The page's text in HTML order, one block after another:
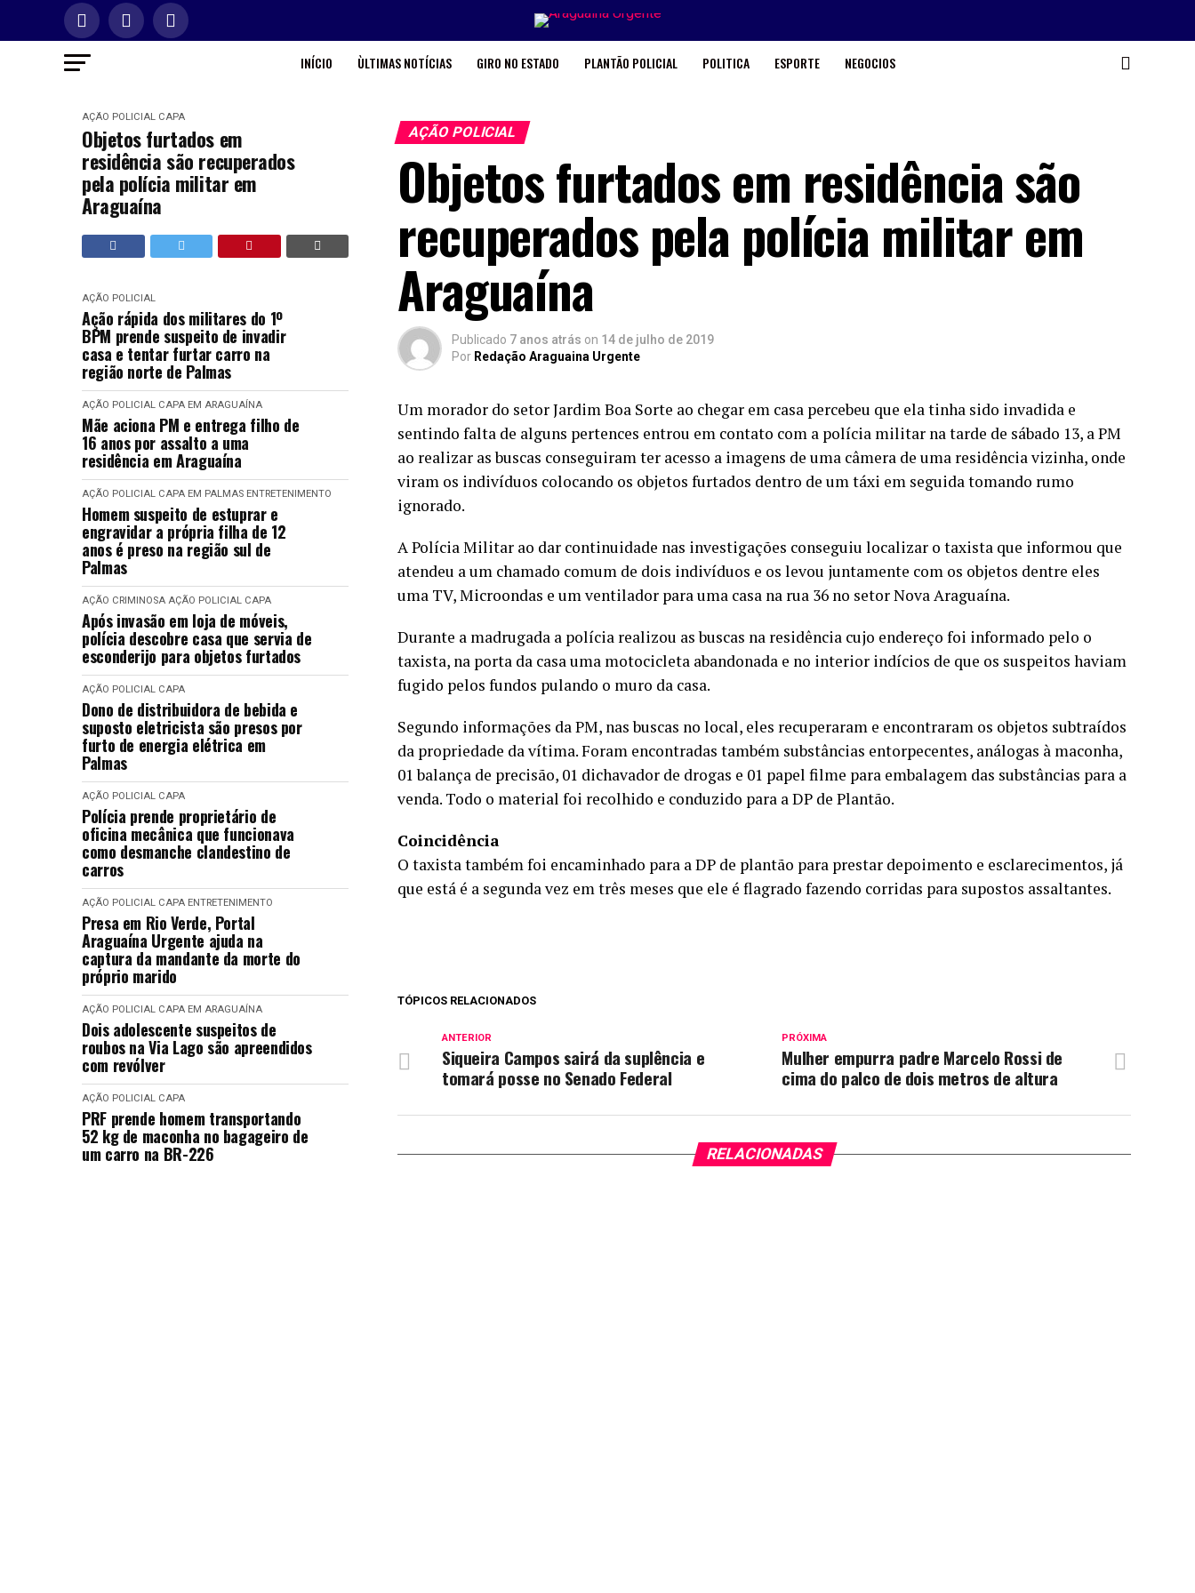
INÍCIO ÙLTIMAS NOTÍCIAS GIRO NO ESTADO PLANTÃO POLICIAL POLITICA ESPORTE NEGOCIOS
AÇÃO POLICIAL CAPA
Objetos furtados em
residência são recuperados
pela polícia militar em
Araguaína
AÇÃO POLICIAL
Ação rápida dos militares do 1º
BPM prende suspeito de invadir
casa e tentar furtar carro na
região norte de Palmas
AÇÃO POLICIAL CAPA EM ARAGUAÍNA
Mãe aciona PM e entrega filho de
16 anos por assalto a uma
residência em Araguaína
AÇÃO POLICIAL CAPA EM PALMAS ENTRETENIMENTO
Homem suspeito de estuprar e
engravidar a própria filha de 12
anos é preso na região sul de
Palmas
AÇÃO CRIMINOSA AÇÃO POLICIAL CAPA
Após invasão em loja de móveis,
polícia descobre casa que servia de
esconderijo para objetos furtados
AÇÃO POLICIAL CAPA
Dono de distribuidora de bebida e
suposto eletricista são presos por
furto de energia elétrica em
Palmas
AÇÃO POLICIAL CAPA
Polícia prende proprietário de
oficina mecânica que funcionava
como desmanche clandestino de
carros
AÇÃO POLICIAL CAPA ENTRETENIMENTO
Presa em Rio Verde, Portal
Araguaína Urgente ajuda na
captura da mandante da morte do
próprio marido
AÇÃO POLICIAL CAPA EM ARAGUAÍNA
Dois adolescente suspeitos de
roubos na Via Lago são apreendidos
com revólver
AÇÃO POLICIAL CAPA
PRF prende homem transportando
52 kg de maconha no bagageiro de
um carro na BR-226
AÇÃO POLICIAL
Objetos furtados em residência são
recuperados pela polícia militar em
Araguaína
Publicado 7 anos atrás on 14 de julho de 2019
Por Redação Araguaina Urgente
Um morador do setor Jardim Boa Sorte ao chegar em casa percebeu que ela tinha sido invadida e
sentindo falta de alguns pertences entrou em contato com a polícia militar na tarde de sábado 13, a PM
ao realizar as buscas conseguiram ter acesso a imagens de uma câmera de uma residência vizinha, onde
viram os indivíduos colocando os objetos furtados dentro de um táxi em seguida tomando rumo
ignorado.
A Polícia Militar ao dar continuidade nas investigações conseguiu localizar o taxista que informou que
atendeu a um chamado comum de dois indivíduos e os levou juntamente com os objetos dentre eles
uma TV, Microondas e um ventilador para uma casa na rua 36 no setor Nova Araguaína.
Durante a madrugada a polícia realizou as buscas na residência cujo endereço foi informado pelo o
taxista, na porta da casa uma motocicleta abandonada e no interior indícios de que os suspeitos haviam
fugido pelos fundos pulando o muro da casa.
Segundo informações da PM, nas buscas no local, eles recuperaram e encontraram os objetos subtraídos
da propriedade da vítima. Foram encontradas também substâncias entorpecentes, análogas à maconha,
01 balança de precisão, 01 dichavador de drogas e 01 papel filme para embalagem das substâncias para a
venda. Todo o material foi recolhido e conduzido para a DP de Plantão.
Coincidência
O taxista também foi encaminhado para a DP de plantão para prestar depoimento e esclarecimentos, já
que está é a segunda vez em três meses que ele é flagrado fazendo corridas para supostos assaltantes.
TÓPICOS RELACIONADOS
PRÓXIMA
Mulher empurra padre Marcelo Rossi de
cima do palco de dois metros de altura
ANTERIOR
Siqueira Campos sairá da suplência e
tomará posse no Senado Federal
RELACIONADAS